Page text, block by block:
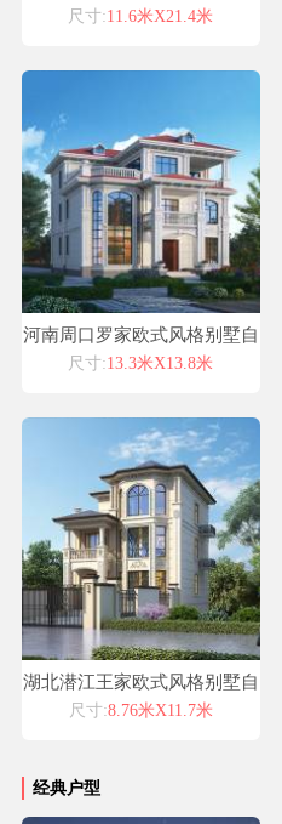
建房设计图纸喜天下建筑设计
尺寸:11.6米X21.4米
河南周口罗家欧式风格别墅自
建房设计图纸喜天下建筑设计
尺寸:13.3米X13.8米
湖北潜江王家欧式风格别墅自
建房设计图纸喜天下建筑设计
尺寸:8.76米X11.7米
经典户型